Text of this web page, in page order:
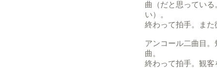
曲（だと思ってい
い）。
終わって拍手。また
アンコール二曲目
曲。
終わって拍手。観